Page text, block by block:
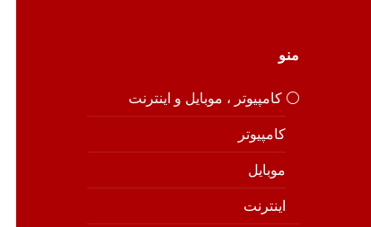
منو
⚪️ کامپیوتر ، موبایل و اینترنت
کامپیوتر
موبایل
اینترنت